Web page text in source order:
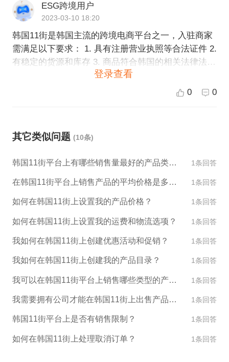
11街注册的一般要求，不同类别的商家可能还需要满
足特定的资质和要求。如果您需要帮助入驻韩国11
街，可以考虑联系专业的跨境电商服务商，例如ESG
跨境电商，他们可以提供全方位的入驻服务和解决方
案。
ESG跨境用户
2023-03-10 18:20
韩国11街是韩国主流的跨境电商平台之一，入驻商家
需满足以下要求： 1. 具有注册营业执照等合法证件 2.
有稳定的货源和库存 3. 商品符合韩国的相关法律法规
和标准 4. 具备一定的品牌影响力和行业经验 此外，
韩国11街还要求入驻商家在平台上进行交易时，必须
境电商服务机构。
登录查看
0 0
其它类似问题 (10条)
韩国11街平台上有哪些销售量最好的产品类别？ 1条回答
在韩国11街平台上销售产品的平均价格是多少？ 1条回答
如何在韩国11街上设置我的产品价格？ 1条回答
如何在韩国11街上设置我的运费和物流选项？ 1条回答
我如何在韩国11街上创建优惠活动和促销？ 1条回答
我如何在韩国11街上创建我的产品目录？ 1条回答
我可以在韩国11街平台上销售哪些类型的产品？ 1条回答
我需要拥有公司才能在韩国11街上出售产品吗？ 1条回答
韩国11街平台上是否有销售限制？ 1条回答
如何在韩国11街上处理取消订单？ 1条回答